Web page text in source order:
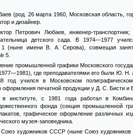
(род. 26 марта 1960, Московская область,
и дизайнер.
Петрович Любаев, инженер-
детского сада. В 1974—1977
(ныне имени В. А. Серова), совмещая
5.
промышленной графики Московского
где преподавателями его были Ю. Н.
учился в Московском полиграфическом
оформления печатной продукции у Д. С. Бисти и
институте, с 1981 года работал в
фонда (секция промышленной
графическое оформление различных
музея-заповедника.
Союз художников СССР (ныне Союз художников